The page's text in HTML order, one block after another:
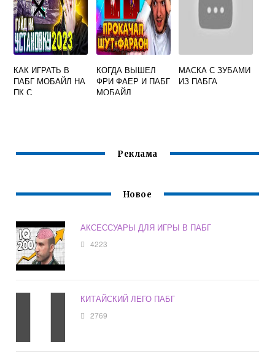
КАК ИГРАТЬ В
ПАБГ МОБАЙЛ НА
ПК С
КОГДА ВЫШЕЛ
ФРИ ФАЕР И ПАБГ
МОБАЙЛ
МАСКА С ЗУБАМИ
ИЗ ПАБГА
Реклама
Новое
АКСЕССУАРЫ ДЛЯ ИГРЫ В ПАБГ
4223
КИТАЙСКИЙ ЛЕГО ПАБГ
2769